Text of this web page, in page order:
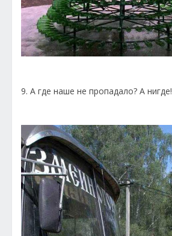
9. А где наше не пропадало? А нигде!